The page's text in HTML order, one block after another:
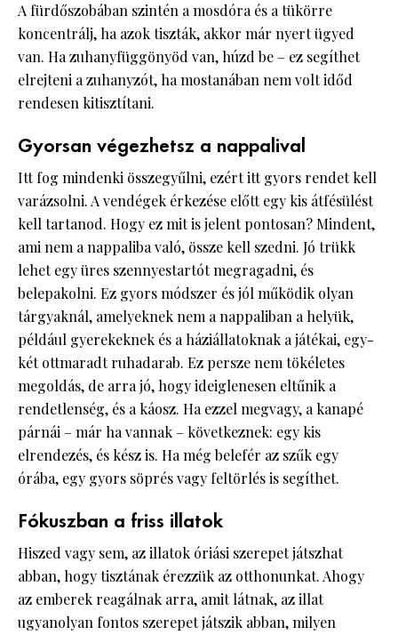
A fürdőszobában szintén a mosdóra és a tükörre
koncentrálj, ha azok tiszták, akkor már nyert ügyed
van. Ha zuhanyfüggönyöd van, húzd be – ez segíthet
elrejteni a zuhanyzót, ha mostanában nem volt időd
rendesen kitisztítani.
Gyorsan végezhetsz a nappalival
Itt fog mindenki összegyűlni, ezért itt gyors rendet kell
varázsolni. A vendégek érkezése előtt egy kis átfésülést
kell tartanod. Hogy ez mit is jelent pontosan? Mindent,
ami nem a nappaliba való, össze kell szedni. Jó trükk
lehet egy üres szennyestartót megragadni, és
belepakolni. Ez gyors módszer és jól működik olyan
tárgyaknál, amelyeknek nem a nappaliban a helyük,
például gyerekeknek és a háziállatoknak a játékai, egy-
két ottmaradt ruhadarab. Ez persze nem tökéletes
megoldás, de arra jó, hogy ideiglenesen eltűnik a
rendetlenség, és a káosz. Ha ezzel megvagy, a kanapé
párnái – már ha vannak – következnek: egy kis
elrendezés, és kész is. Ha még belefér az szűk egy
órába, egy gyors söprés vagy feltörlés is segíthet.
Fókuszban a friss illatok
Hiszed vagy sem, az illatok óriási szerepet játszhat
abban, hogy tisztának érezzük az otthonunkat. Ahogy
az emberek reagálnak arra, amit látnak, az illat
ugyanolyan fontos szerepet játszik abban, milyen